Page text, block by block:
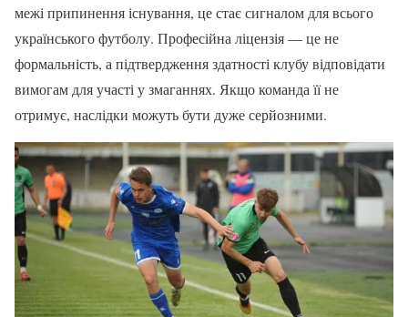
межі припинення існування, це стає сигналом для всього
українського футболу. Професійна ліцензія — це не
формальність, а підтвердження здатності клубу відповідати
вимогам для участі у змаганнях. Якщо команда її не
отримує, наслідки можуть бути дуже серйозними.